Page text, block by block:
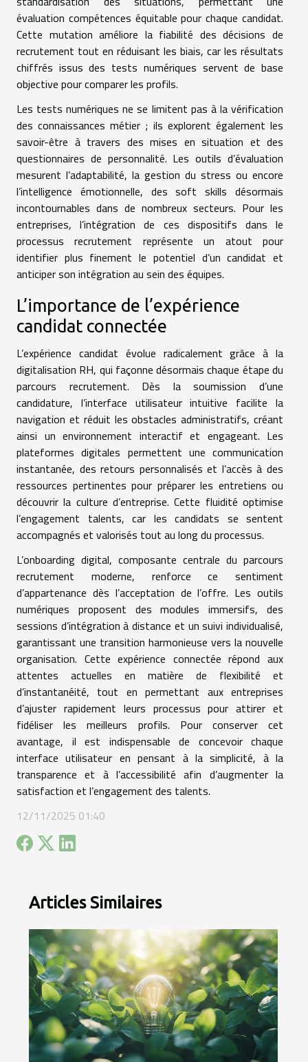
évaluation compétences équitable pour chaque candidat.
Cette mutation améliore la fiabilité des décisions de
recrutement tout en réduisant les biais, car les résultats
chiffrés issus des tests numériques servent de base
objective pour comparer les profils.
Les tests numériques ne se limitent pas à la vérification
des connaissances métier ; ils explorent également les
savoir-être à travers des mises en situation et des
questionnaires de personnalité. Les outils d’évaluation
mesurent l’adaptabilité, la gestion du stress ou encore
l’intelligence émotionnelle, des soft skills désormais
incontournables dans de nombreux secteurs. Pour les
entreprises, l’intégration de ces dispositifs dans le
processus recrutement représente un atout pour
identifier plus finement le potentiel d’un candidat et
anticiper son intégration au sein des équipes.
L’importance de l’expérience
candidat connectée
L’expérience candidat évolue radicalement grâce à la
digitalisation RH, qui façonne désormais chaque étape du
parcours recrutement. Dès la soumission d’une
candidature, l’interface utilisateur intuitive facilite la
navigation et réduit les obstacles administratifs, créant
ainsi un environnement interactif et engageant. Les
plateformes digitales permettent une communication
instantanée, des retours personnalisés et l’accès à des
ressources pertinentes pour préparer les entretiens ou
découvrir la culture d’entreprise. Cette fluidité optimise
l’engagement talents, car les candidats se sentent
accompagnés et valorisés tout au long du processus.
L’onboarding digital, composante centrale du parcours
recrutement moderne, renforce ce sentiment
d’appartenance dès l’acceptation de l’offre. Les outils
numériques proposent des modules immersifs, des
sessions d’intégration à distance et un suivi individualisé,
garantissant une transition harmonieuse vers la nouvelle
organisation. Cette expérience connectée répond aux
attentes actuelles en matière de flexibilité et
d’instantanéité, tout en permettant aux entreprises
d’ajuster rapidement leurs processus pour attirer et
fidéliser les meilleurs profils. Pour conserver cet
avantage, il est indispensable de concevoir chaque
interface utilisateur en pensant à la simplicité, à la
transparence et à l’accessibilité afin d’augmenter la
satisfaction et l’engagement des talents.
12/11/2025 01:40
Articles Similaires